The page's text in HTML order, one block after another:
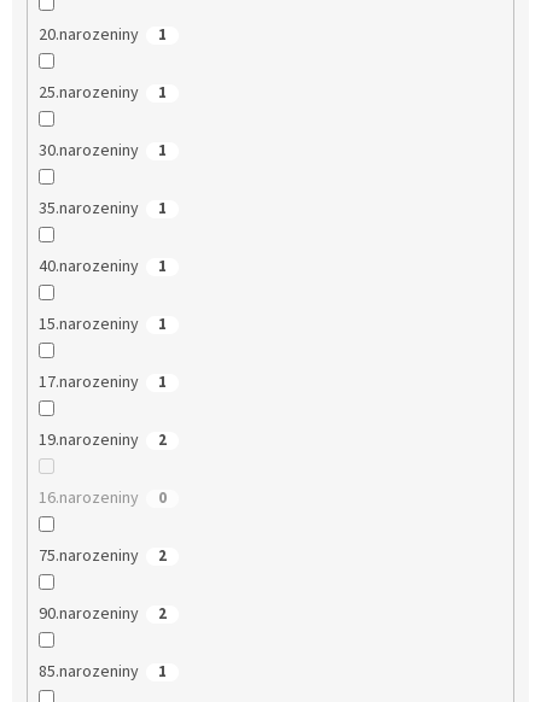
20.narozeniny 1
25.narozeniny 1
30.narozeniny 1
35.narozeniny 1
40.narozeniny 1
15.narozeniny 1
17.narozeniny 1
19.narozeniny 2
16.narozeniny 0
75.narozeniny 2
90.narozeniny 2
85.narozeniny 1